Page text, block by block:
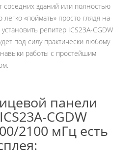
соседних зданий или полностью
легко «поймать» просто глядя на
репитер ICS23A-CGDW
под силу практически любому
работы с простейшим
панели
CGDW
2100 мГц есть